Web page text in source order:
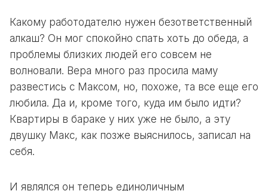
Какому работодателю нужен безответственный
алкаш? Он мог спокойно спать хоть до обеда, а
проблемы близких людей его совсем не
волновали. Вера много раз просила маму
развестись с Максом, но, похоже, та все еще его
любила. Да и, кроме того, куда им было идти?
Квартиры в бараке у них уже не было, а эту
двушку Макс, как позже выяснилось, записал на
себя.
И являлся он теперь единоличным